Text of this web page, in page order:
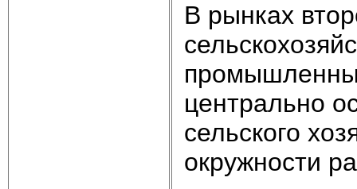
В рынках
центрально
сельского
окружности